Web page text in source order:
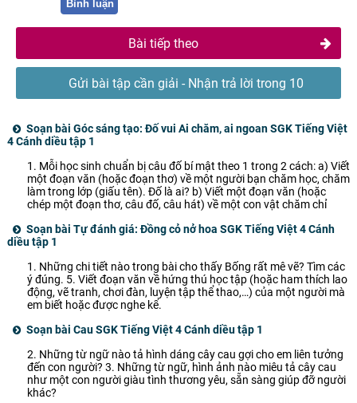
Bình luận
Bài tiếp theo
Gửi bài tập cần giải - Nhận trả lời trong 10
Soạn bài Góc sáng tạo: Đố vui Ai chăm, ai ngoan SGK Tiếng Việt
4 Cánh diều tập 1
1. Mỗi học sinh chuẩn bị câu đố bí mật theo 1 trong 2 cách: a) Viết
một đoạn văn (hoặc đoạn thơ) về một người bạn chăm học, chăm
làm trong lớp (giấu tên). Đố là ai? b) Viết một đoạn văn (hoặc
chép một đoạn thơ, câu đố, câu hát) về một con vật chăm chỉ
Soạn bài Tự đánh giá: Đồng cỏ nở hoa SGK Tiếng Việt 4 Cánh
diều tập 1
1. Những chi tiết nào trong bài cho thấy Bống rất mê vẽ? Tìm các
ý đúng. 5. Viết đoạn văn về hứng thú học tập (hoặc ham thích lao
động, vẽ tranh, chơi đàn, luyện tập thể thao,…) của một người mà
em biết hoặc được nghe kể.
Soạn bài Cau SGK Tiếng Việt 4 Cánh diều tập 1
2. Những từ ngữ nào tả hình dáng cây cau gợi cho em liên tưởng
đến con người? 3. Những từ ngữ, hình ảnh nào miêu tả cây cau
như một con người giàu tình thương yêu, sẵn sàng giúp đỡ người
khác?